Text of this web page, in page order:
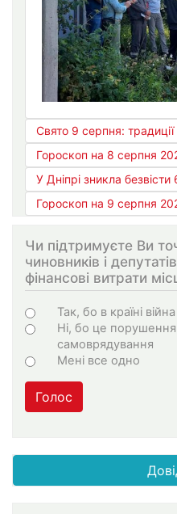
Свято 9 серпня:
Гороскоп на 8 серпня
У Дніпрі зникла безвісти
Гороскоп на 9 серпня
Чи підтримуєте Ви
чиновників і
фінансові витрати
Choices
Так, бо в країні війна
Ні, бо це
самоврядування
Мені все одно
Голос